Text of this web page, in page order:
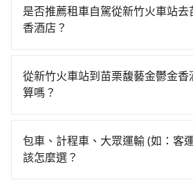
選擇，高鐵較貴、費時、轉車麻煩
最多時有30班車次，從最早07:02
程車花費約400元、車程約26分鐘
行進站、現場購票並於月台排隊的
班的計程車，搭上小黃後約花24分
抵達苗栗馥藝金鬱金香酒店 (苗栗
是否推薦租車自駕從新竹火車站
香酒店？
對的時間彈性，最重要的是你當天
路邊可隨租隨借的iRent應該是你最
香酒店的花費預估為$650~1,100（
日、車款差異、抵達目的地後多久
從新竹火車站到苗栗馥藝金鬱金香
算嗎？
灣大車隊、Uber、Line Taxi、Yoxi
到車，也可考慮打電話至新竹火車
包車、計程車、大眾運輸 (如：客
該怎麼選？